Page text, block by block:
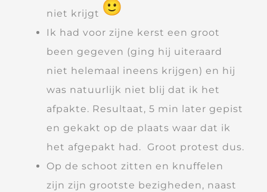
niet krijgt
Ik had voor zijne kerst een groot
been gegeven (ging hij uiteraard
niet helemaal ineens krijgen) en hij
was natuurlijk niet blij dat ik het
afpakte. Resultaat, 5 min later gepist
en gekakt op de plaats waar dat ik
het afgepakt had. Groot protest dus.
Op de schoot zitten en knuffelen
zijn zijn grootste bezigheden, naast